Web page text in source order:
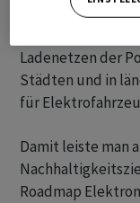
gegeben, hiess
Ladenetzen der
Städten und in
für
Damit leiste man
Roadmap